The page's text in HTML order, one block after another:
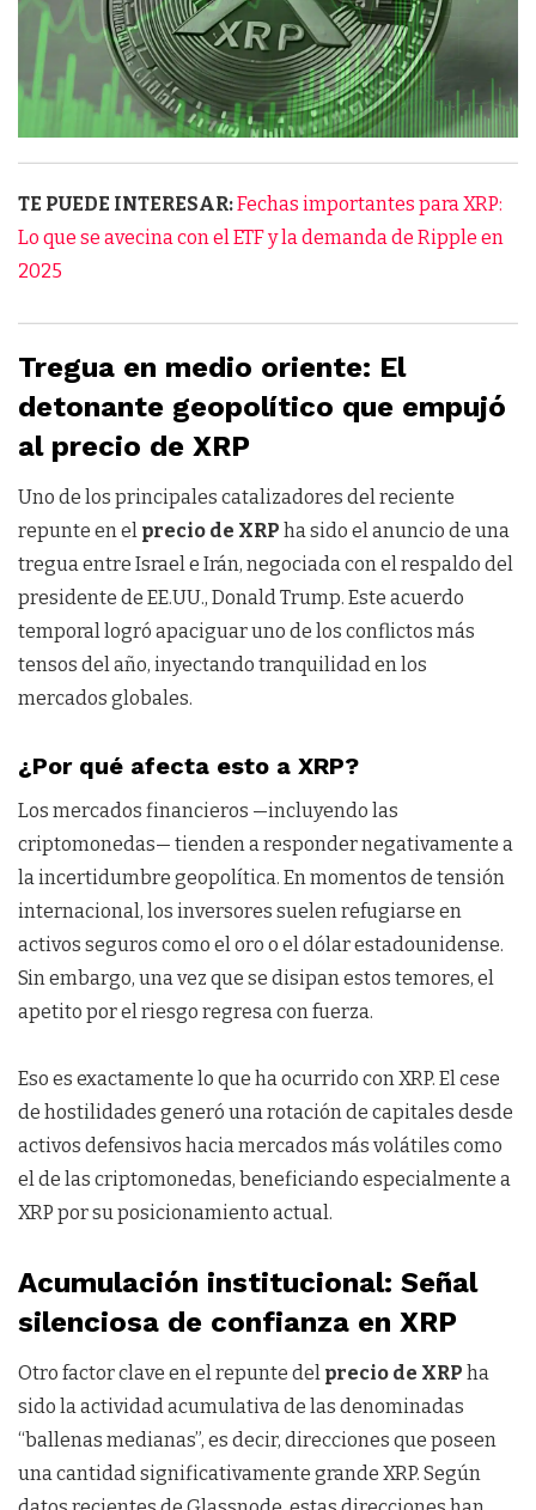
TE PUEDE INTERESAR:Fechas importantes para XRP:
Lo que se avecina con el ETF y la demanda de Ripple en
2025
Tregua en medio oriente: El
detonante geopolítico que empujó
al precio de XRP
Uno de los principales catalizadores del reciente
repunte en el precio de XRP ha sido el anuncio de una
tregua entre Israel e Irán, negociada con el respaldo del
presidente de EE.UU., Donald Trump. Este acuerdo
temporal logró apaciguar uno de los conflictos más
tensos del año, inyectando tranquilidad en los
mercados globales.
¿Por qué afecta esto a XRP?
Los mercados financieros —incluyendo las
criptomonedas— tienden a responder negativamente a
la incertidumbre geopolítica. En momentos de tensión
internacional, los inversores suelen refugiarse en
activos seguros como el oro o el dólar estadounidense.
Sin embargo, una vez que se disipan estos temores, el
apetito por el riesgo regresa con fuerza.
Eso es exactamente lo que ha ocurrido con XRP. El cese
de hostilidades generó una rotación de capitales desde
activos defensivos hacia mercados más volátiles como
el de las criptomonedas, beneficiando especialmente a
XRP por su posicionamiento actual.
Acumulación institucional: Señal
silenciosa de confianza en XRP
Otro factor clave en el repunte del precio de XRP ha
sido la actividad acumulativa de las denominadas
“ballenas medianas”, es decir, direcciones que poseen
una cantidad significativamente grande XRP. Según